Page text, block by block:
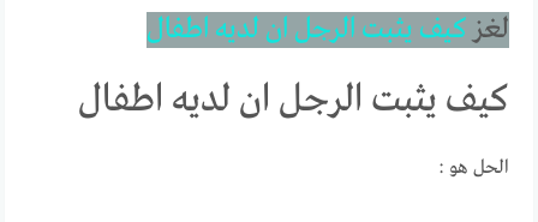
لغزكيف يثبت الرجل ان لديه اطفال
كيف يثبت الرجل ان لديه اطفال
الحل هو :